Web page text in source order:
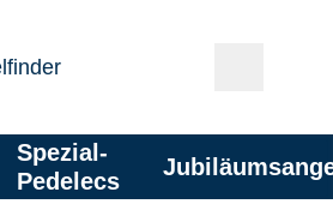
Spezial-
Pedelecs